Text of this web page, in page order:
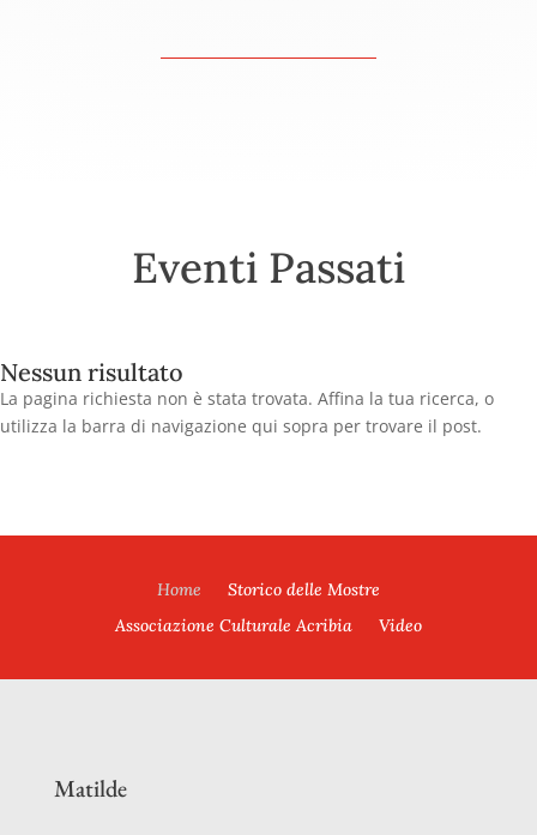
Eventi Passati
Nessun risultato
La pagina richiesta non è stata trovata. Affina la tua ricerca, o
utilizza la barra di navigazione qui sopra per trovare il post.
Home
Storico delle Mostre
Associazione Culturale Acribia
Video
Matilde